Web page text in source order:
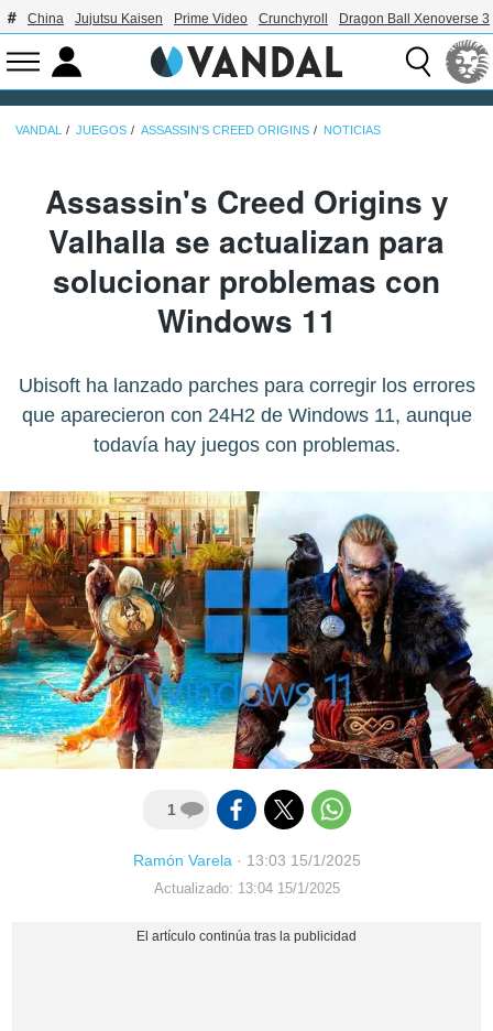
China Jujutsu Kaisen Prime Video Crunchyroll Dragon Ball Xenoverse 3
VANDAL JUEGOS ASSASSIN'S CREED ORIGINS NOTICIAS
Assassin's Creed Origins y
Valhalla se actualizan para
solucionar problemas con
Windows 11
Ubisoft ha lanzado parches para corregir los errores
que aparecieron con 24H2 de Windows 11, aunque
todavía hay juegos con problemas.
1
Ramón Varela· 13:03 15/1/2025
Actualizado: 13:04 15/1/2025